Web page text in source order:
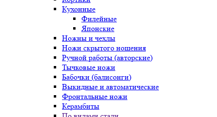
Кухонные
Филейные
Японские
Ножны и чехлы
Ножи скрытого ношения
Ручной работы (авторские)
Тычковые ножи
Бабочки (балисонги)
Выкидные и автоматические
Фронтальные ножи
Керамбиты